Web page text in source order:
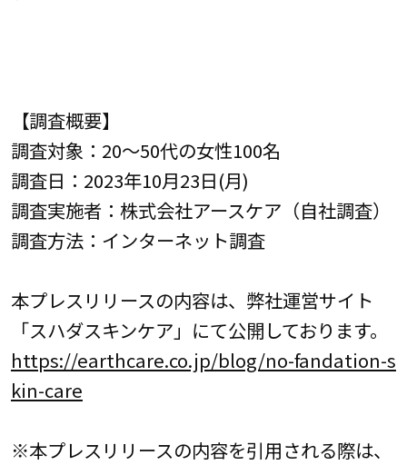
【調査概要】
調査対象：20～50代の女性100名
調査日：2023年10月23日(月)
調査実施者：株式会社アースケア（自社調査）
調査方法：インターネット調査
本プレスリリースの内容は、弊社運営サイト
「スハダスキンケア」にて公開しております。
https://earthcare.co.jp/blog/no-fandation-s
kin-care
※本プレスリリースの内容を引用される際は、